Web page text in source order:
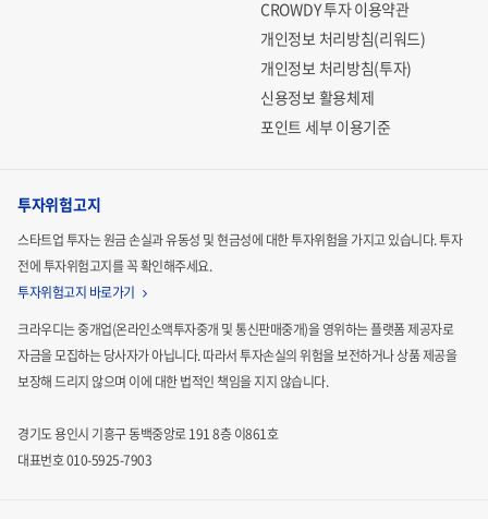
CROWDY 투자 이용약관
개인정보 처리방침(리워드)
개인정보 처리방침(투자)
신용정보 활용체제
포인트 세부 이용기준
투자위험고지
스타트업 투자는 원금 손실과 유동성 및 현금성에 대한 투자위험을 가지고 있습니다.투자
전에 투자위험고지를 꼭 확인해주세요.
투자위험고지 바로가기
크라우디는 중개업(온라인소액투자중개 및 통신판매중개)을 영위하는 플랫폼 제공자로
자금을 모집하는당사자가 아닙니다. 따라서 투자손실의 위험을 보전하거나 상품 제공을
보장해 드리지 않으며 이에 대한 법적인 책임을 지지 않습니다.
경기도 용인시 기흥구 동백중앙로 191 8층 이861호
대표번호 010-5925-7903